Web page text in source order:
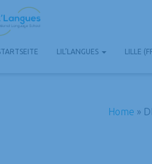
LIL’LANGUES LILLE
Home »